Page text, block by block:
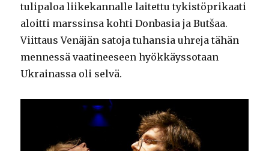
tulipaloa liikekannalle laitettu tykistöprikaati
aloitti marssinsa kohti Donbasia ja Butšaa.
Viittaus Venäjän satoja tuhansia uhreja tähän
mennessä vaatineeseen hyökkäyssotaan
Ukrainassa oli selvä.